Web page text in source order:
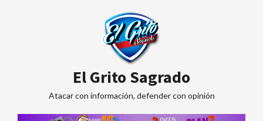
El Grito Sagrado
Atacar con información, defender con opinión